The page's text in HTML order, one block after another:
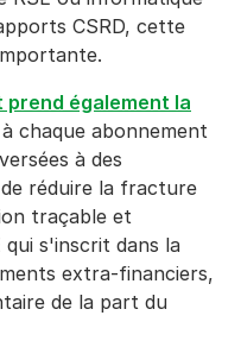
CSRD, cette
prend également la
à chaque abonnement
à des
réduire la fracture
traçable et
qui s'inscrit dans la
extra-financiers,
de la part du